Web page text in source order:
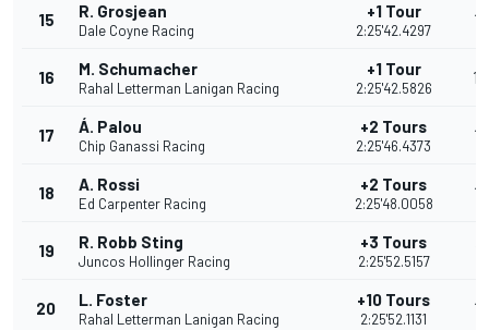
15 R. Grosjean
Dale Coyne Racing
+1 Tour
2:25'42.4297
15
16 M. Schumacher
Rahal Letterman Lanigan Racing
+1 Tour
2:25'42.5826
14
17 Á. Palou
Chip Ganassi Racing
+2 Tours
2:25'46.4373
15
18 A. Rossi
Ed Carpenter Racing
+2 Tours
2:25'48.0058
12
19 R. Robb Sting
Juncos Hollinger Racing
+3 Tours
2:25'52.5157
20 L. Foster
Rahal Letterman Lanigan Racing
+10 Tours
2:25'52.1131
10